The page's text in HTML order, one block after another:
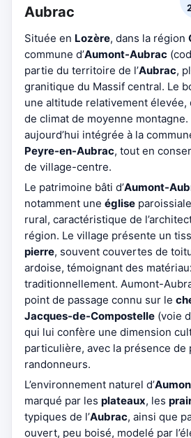
Aubrac
Située en Lozère, dans la région
commune d’Aumont-Aubrac
partie du territoire de l’Aubrac,
granitique du Massif central. Le
une altitude relativement élevée,
de climat de moyenne
aujourd’hui intégrée à la
Peyre-en-Aubrac, tout en
de village-centre.
Le patrimoine bâti d’Aumont-
notamment une église
rural, caractéristique de
région. Le village présente un
pierre, souvent couvertes de
ardoise, témoignant des
traditionnellement. Aumont-
point de passage connu sur le
Jacques-de-Compostelle (voie
qui lui confère une dimension
particulière, avec la présence de
randonneurs.
L’environnement naturel d’
marqué par les plateaux, les
typiques de l’Aubrac, ainsi que
ouvert, peu boisé, modelé par